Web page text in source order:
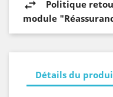
Politique
module
Détails du